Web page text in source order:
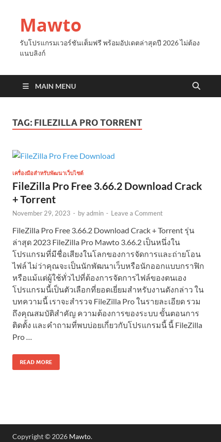
Mawto
รับโปรแกรมเวอร์ชันเต็มฟรี พร้อมอัปเดตล่าสุดปี 2026 ไม่ต้อง
แนบลิงก์
MAIN MENU
TAG: FILEZILLA PRO TORRENT
เครื่องมือสำหรับพัฒนาเว็บไซต์
FileZilla Pro Free 3.66.2 Download Crack
+ Torrent
November 29, 2023 - byadmin - Leave a Comment
FileZilla Pro Free 3.66.2 Download Crack + Torrent รุ่น
ล่าสุด 2023 FileZilla Pro Mawto 3.66.2 เป็นหนึ่งใน
โปรแกรมที่มีชื่อเสียงในโลกของการจัดการและถ่ายโอน
ไฟล์ ไม่ว่าคุณจะเป็นนักพัฒนาเว็บหรือนักออกแบบกราฟิก
หรือแม้แต่ผู้ใช้ทั่วไปที่ต้องการจัดการไฟล์ของตนเอง
โปรแกรมนี้เป็นตัวเลือกที่ยอดเยี่ยมสำหรับงานดังกล่าว ใน
บทความนี้ เราจะสำรวจ FileZilla Pro ในรายละเอียด รวม
ถึงคุณสมบัติสำคัญ ความต้องการของระบบ ขั้นตอนการ
ติดตั้ง และคำถามที่พบบ่อยเกี่ยวกับโปรแกรมนี้ นี้ FileZilla
Pro …
READ MORE
Copyright © 2026 Mawto.